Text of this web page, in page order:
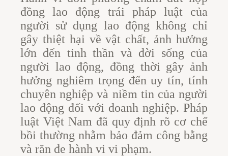
đồng lao động trái pháp luật của
người sử dụng lao động không chỉ
gây thiệt hại về vật chất, ảnh hưởng
lớn đến tinh thần và đời sống của
người lao động, đồng thời gây ảnh
hưởng nghiêm trọng đến uy tín, tính
chuyên nghiệp và niềm tin của người
lao động đối với doanh nghiệp. Pháp
luật Việt Nam đã quy định rõ cơ chế
bồi thường nhằm bảo đảm công bằng
và răn đe hành vi vi phạm.